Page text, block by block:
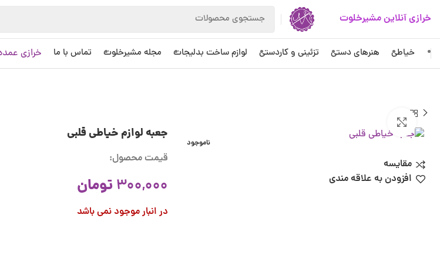
خرازی آنلاین مشیرخلوت
خیاطی هنرهای دستی تزئینی و کاردستی لوازم ساخت بدلیجات مجله مشیرخلوت تماس با ما خرازی
ناموجود
مقایسه
افزودن به علاقه مندی
جعبه لوازم خیاطی قلبی
قیمت محصول:
300,000 تومان
در انبار موجود نمی باشد